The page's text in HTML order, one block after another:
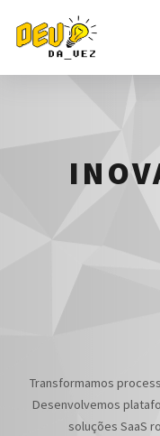
Transformamos
Desenvolvemos
soluções SaaS